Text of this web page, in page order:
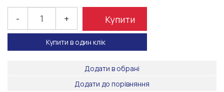
- + Купити
Купити в один клік
Додати в обрані
Додати до порівняння